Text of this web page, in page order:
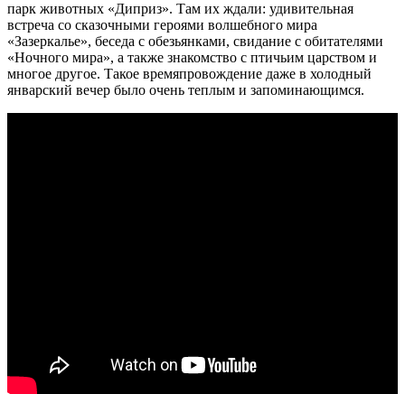
парк животных «Диприз». Там их ждали: удивительная
встреча со сказочными героями волшебного мира
«Зазеркалье», беседа с обезьянками, свидание с обитателями
«Ночного мира», а также знакомство с птичьим царством и
многое другое. Такое времяпровождение даже в холодный
январский вечер было очень теплым и запоминающимся.